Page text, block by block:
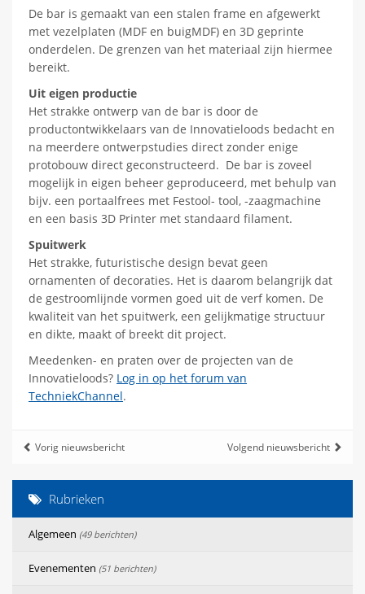
De bar is gemaakt van een stalen frame en afgewerkt
met vezelplaten (MDF en buigMDF) en 3D geprinte
onderdelen. De grenzen van het materiaal zijn hiermee
bereikt.
Uit eigen productie
Het strakke ontwerp van de bar is door de
productontwikkelaars van de Innovatieloods bedacht en
na meerdere ontwerpstudies direct zonder enige
protobouw direct geconstructeerd. De bar is zoveel
mogelijk in eigen beheer geproduceerd, met behulp van
bijv. een portaalfrees met Festool- tool, -zaagmachine
en een basis 3D Printer met standaard filament.
Spuitwerk
Het strakke, futuristische design bevat geen
ornamenten of decoraties. Het is daarom belangrijk dat
de gestroomlijnde vormen goed uit de verf komen. De
kwaliteit van het spuitwerk, een gelijkmatige structuur
en dikte, maakt of breekt dit project.
Meedenken- en praten over de projecten van de
Innovatieloods? Log in op het forum van
TechniekChannel.
Vorig nieuwsbericht Volgend nieuwsbericht
Rubrieken
Algemeen (49 berichten)
Evenementen (51 berichten)